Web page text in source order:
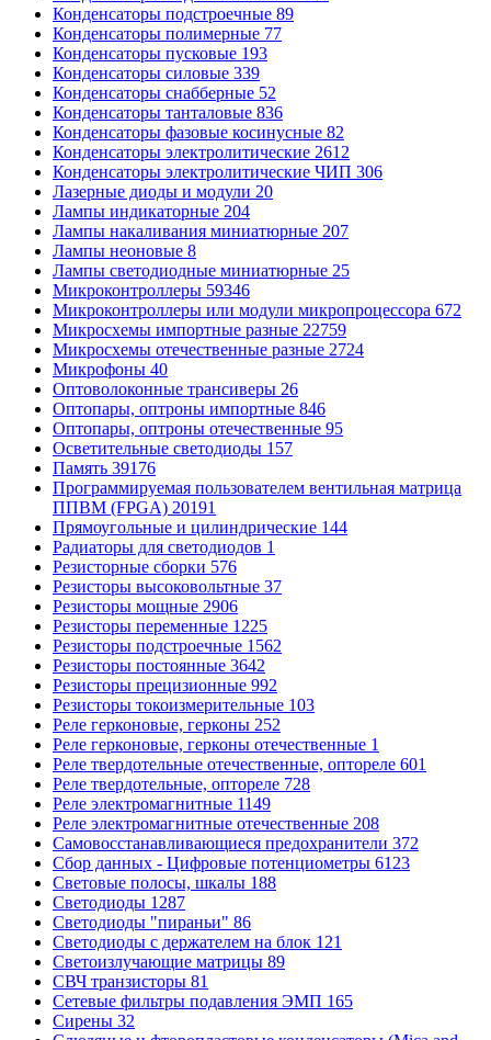
Конденсаторы подстроечные 89
Конденсаторы полимерные 77
Конденсаторы пусковые 193
Конденсаторы силовые 339
Конденсаторы снабберные 52
Конденсаторы танталовые 836
Конденсаторы фазовые косинусные 82
Конденсаторы электролитические 2612
Конденсаторы электролитические ЧИП 306
Лазерные диоды и модули 20
Лампы индикаторные 204
Лампы накаливания миниатюрные 207
Лампы неоновые 8
Лампы светодиодные миниатюрные 25
Микроконтроллеры 59346
Микроконтроллеры или модули микропроцессора 672
Микросхемы импортные разные 22759
Микросхемы отечественные разные 2724
Микрофоны 40
Оптоволоконные трансиверы 26
Оптопары, оптроны импортные 846
Оптопары, оптроны отечественные 95
Осветительные светодиоды 157
Память 39176
Программируемая пользователем вентильная матрица
ППВМ (FPGA) 20191
Прямоугольные и цилиндрические 144
Радиаторы для светодиодов 1
Резисторные сборки 576
Резисторы высоковольтные 37
Резисторы мощные 2906
Резисторы переменные 1225
Резисторы подстроечные 1562
Резисторы постоянные 3642
Резисторы прецизионные 992
Резисторы токоизмерительные 103
Реле герконовые, герконы 252
Реле герконовые, герконы отечественные 1
Реле твердотельные отечественные, оптореле 601
Реле твердотельные, оптореле 728
Реле электромагнитные 1149
Реле электромагнитные отечественные 208
Самовосстанавливающиеся предохранители 372
Сбор данных - Цифровые потенциометры 6123
Световые полосы, шкалы 188
Светодиоды 1287
Светодиоды "пираньи" 86
Светодиоды с держателем на блок 121
Светоизлучающие матрицы 89
СВЧ транзисторы 81
Сетевые фильтры подавления ЭМП 165
Сирены 32